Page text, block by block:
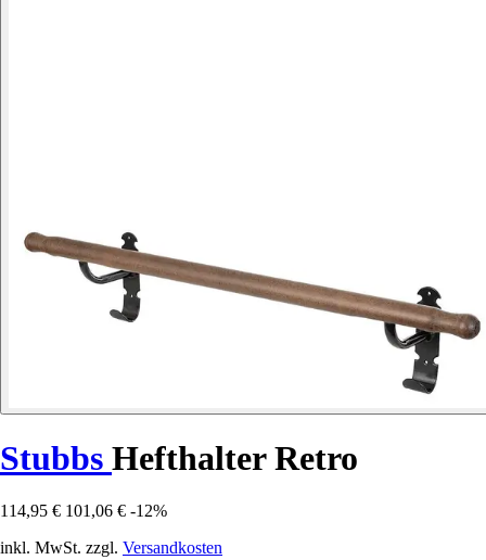
Stubbs Hefthalter Retro
114,95 € 101,06 € -12%
inkl. MwSt. zzgl. Versandkosten